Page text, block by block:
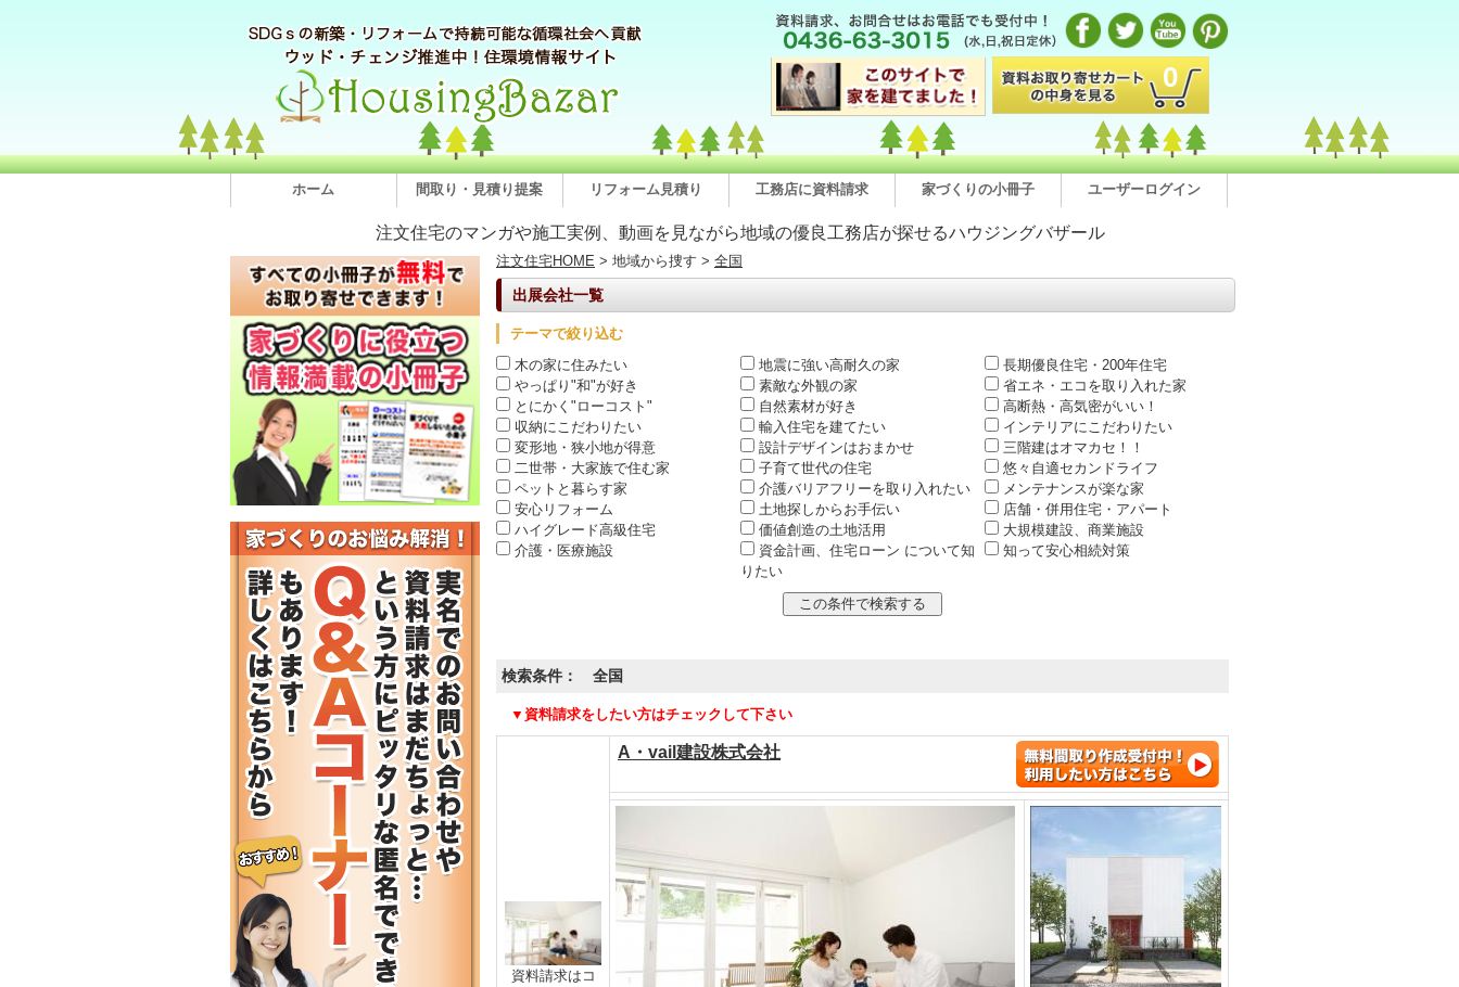
0
ホーム 間取り・見積り提案 リフォーム見積り 工務店に資料請求 家づくりの小冊子 ユーザーログイン
注文住宅のマンガや施工実例、動画を見ながら地域の優良工務店が探せるハウジングバザール
注文住宅HOME > 地域から捜す > 全国
出展会社一覧
テーマで絞り込む
木の家に住みたい
地震に強い高耐久の家
長期優良住宅・200年住宅
やっぱり"和"が好き
素敵な外観の家
省エネ・エコを取り入れた家
とにかく"ローコスト"
自然素材が好き
高断熱・高気密がいい！
収納にこだわりたい
輸入住宅を建てたい
インテリアにこだわりたい
変形地・狭小地が得意
設計デザインはおまかせ
三階建はオマカセ！！
二世帯・大家族で住む家
子育て世代の住宅
悠々自適セカンドライフ
ペットと暮らす家
介護バリアフリーを取り入れたい
メンテナンスが楽な家
安心リフォーム
土地探しからお手伝い
店舗・併用住宅・アパート
ハイグレード高級住宅
価値創造の土地活用
大規模建設、商業施設
介護・医療施設
資金計画、住宅ローン について知
りたい
知って安心相続対策
検索条件： 全国
▼資料請求をしたい方はチェックして下さい
資料請求はコ
A・vail建設株式会社